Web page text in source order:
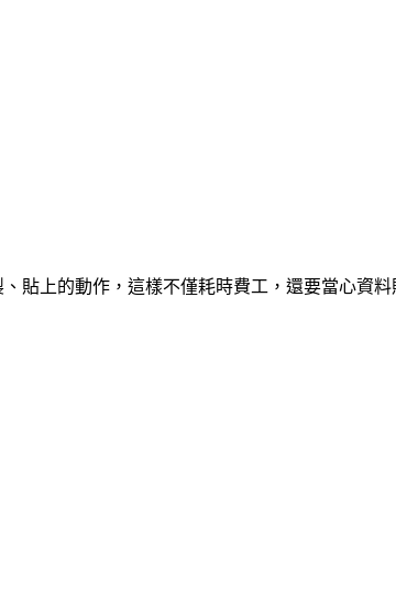
貼上的動作，這樣不僅耗時費工，還要當心資